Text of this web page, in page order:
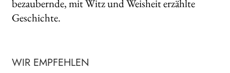
bezaubernde, mit Witz und Weisheit erzählte
Geschichte.
WIR EMPFEHLEN